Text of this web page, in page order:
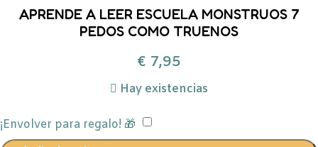
APRENDE A LEER ESCUELA MONSTRUOS 7
PEDOS COMO TRUENOS
€ 7,95
Hay existencias
¡Envolver para regalo! 🎁